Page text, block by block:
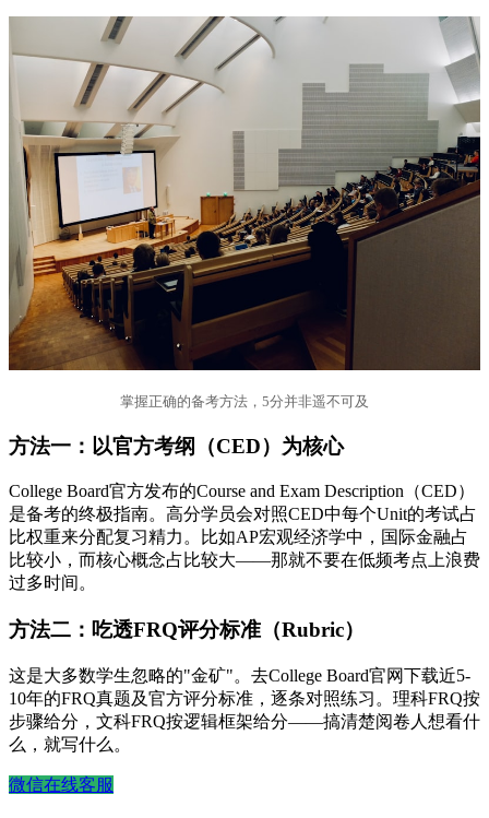
掌握正确的备考方法，5分并非遥不可及
方法一：以官方考纲（CED）为核心
College Board官方发布的Course and Exam Description（CED）
是备考的终极指南。高分学员会对照CED中每个Unit的考试占
比权重来分配复习精力。比如AP宏观经济学中，国际金融占
比较小，而核心概念占比较大——那就不要在低频考点上浪费
过多时间。
方法二：吃透FRQ评分标准（Rubric）
这是大多数学生忽略的"金矿"。去College Board官网下载近5-
10年的FRQ真题及官方评分标准，逐条对照练习。理科FRQ按
步骤给分，文科FRQ按逻辑框架给分——搞清楚阅卷人想看什
么，就写什么。
微信在线客服